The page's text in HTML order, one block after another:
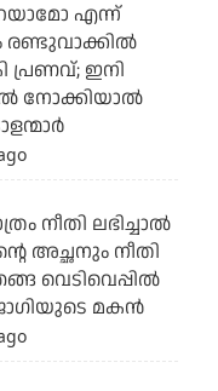
എന്ന്
രണ്ടുവാക്കില്‍
പ്രണവ്; ഇനി
നോക്കിയാല്‍
നീതി ലഭിച്ചാല്‍
അച്ഛനും നീതി
വെടിവെപ്പില്‍
മകന്‍